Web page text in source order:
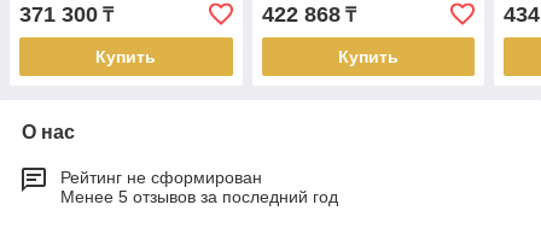
371 300 ₸
Купить
422 868₸
Купить
О нас
Рейтинг не сформирован
Менее 5 отзывов за последний год